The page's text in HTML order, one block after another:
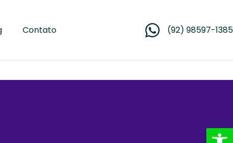
Abrir
Contato (92) 98597-1385